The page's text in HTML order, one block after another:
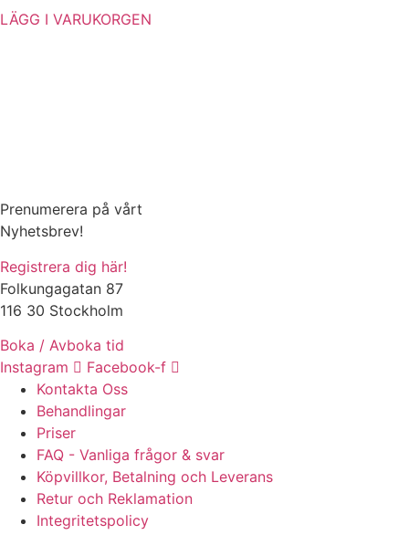
LÄGG I VARUKORGEN
Prenumerera på vårt
Nyhetsbrev!
Registrera dig här!
Folkungagatan 87
116 30 Stockholm
Boka / Avboka tid
Instagram
Facebook-f
Kontakta Oss
Behandlingar
Priser
FAQ - Vanliga frågor & svar
Köpvillkor, Betalning och Leverans
Retur och Reklamation
Integritetspolicy